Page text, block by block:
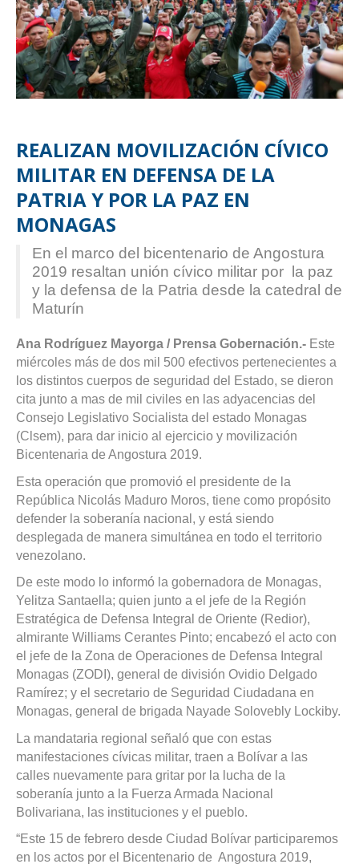
REALIZAN MOVILIZACIÓN CÍVICO
MILITAR EN DEFENSA DE LA
PATRIA Y POR LA PAZ EN
MONAGAS
En el marco del bicentenario de Angostura
2019 resaltan unión cívico militar por la paz
y la defensa de la Patria desde la catedral de
Maturín
Ana Rodríguez Mayorga / Prensa Gobernación.- Este
miércoles más de dos mil 500 efectivos pertenecientes a
los distintos cuerpos de seguridad del Estado, se dieron
cita junto a mas de mil civiles en las adyacencias del
Consejo Legislativo Socialista del estado Monagas
(Clsem), para dar inicio al ejercicio y movilización
Bicentenaria de Angostura 2019.
Esta operación que promovió el presidente de la
República Nicolás Maduro Moros, tiene como propósito
defender la soberanía nacional, y está siendo
desplegada de manera simultánea en todo el territorio
venezolano.
De este modo lo informó la gobernadora de Monagas,
Yelitza Santaella; quien junto a el jefe de la Región
Estratégica de Defensa Integral de Oriente (Redior),
almirante Williams Cerantes Pinto; encabezó el acto con
el jefe de la Zona de Operaciones de Defensa Integral
Monagas (ZODI), general de división Ovidio Delgado
Ramírez; y el secretario de Seguridad Ciudadana en
Monagas, general de brigada Nayade Solovebly Lockiby.
La mandataria regional señaló que con estas
manifestaciones cívicas militar, traen a Bolívar a las
calles nuevamente para gritar por la lucha de la
soberanía junto a la Fuerza Armada Nacional
Bolivariana, las instituciones y el pueblo.
“Este 15 de febrero desde Ciudad Bolívar participaremos
en los actos por el Bicentenario de Angostura 2019,